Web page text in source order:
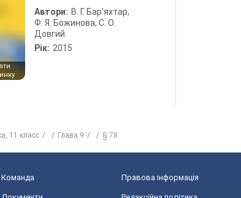
Автори: В. Г. Бар’яхтар,
Ф. Я. Божинова, С. О.
Довгий
Рік: 2015
11 класс Глава 9 § 78
Команда Правова інформація